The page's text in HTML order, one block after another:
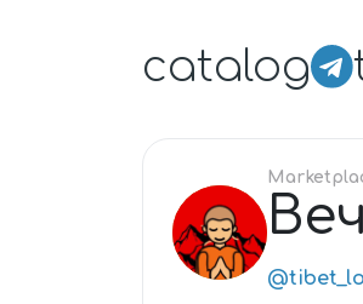
catalog
ВЕ